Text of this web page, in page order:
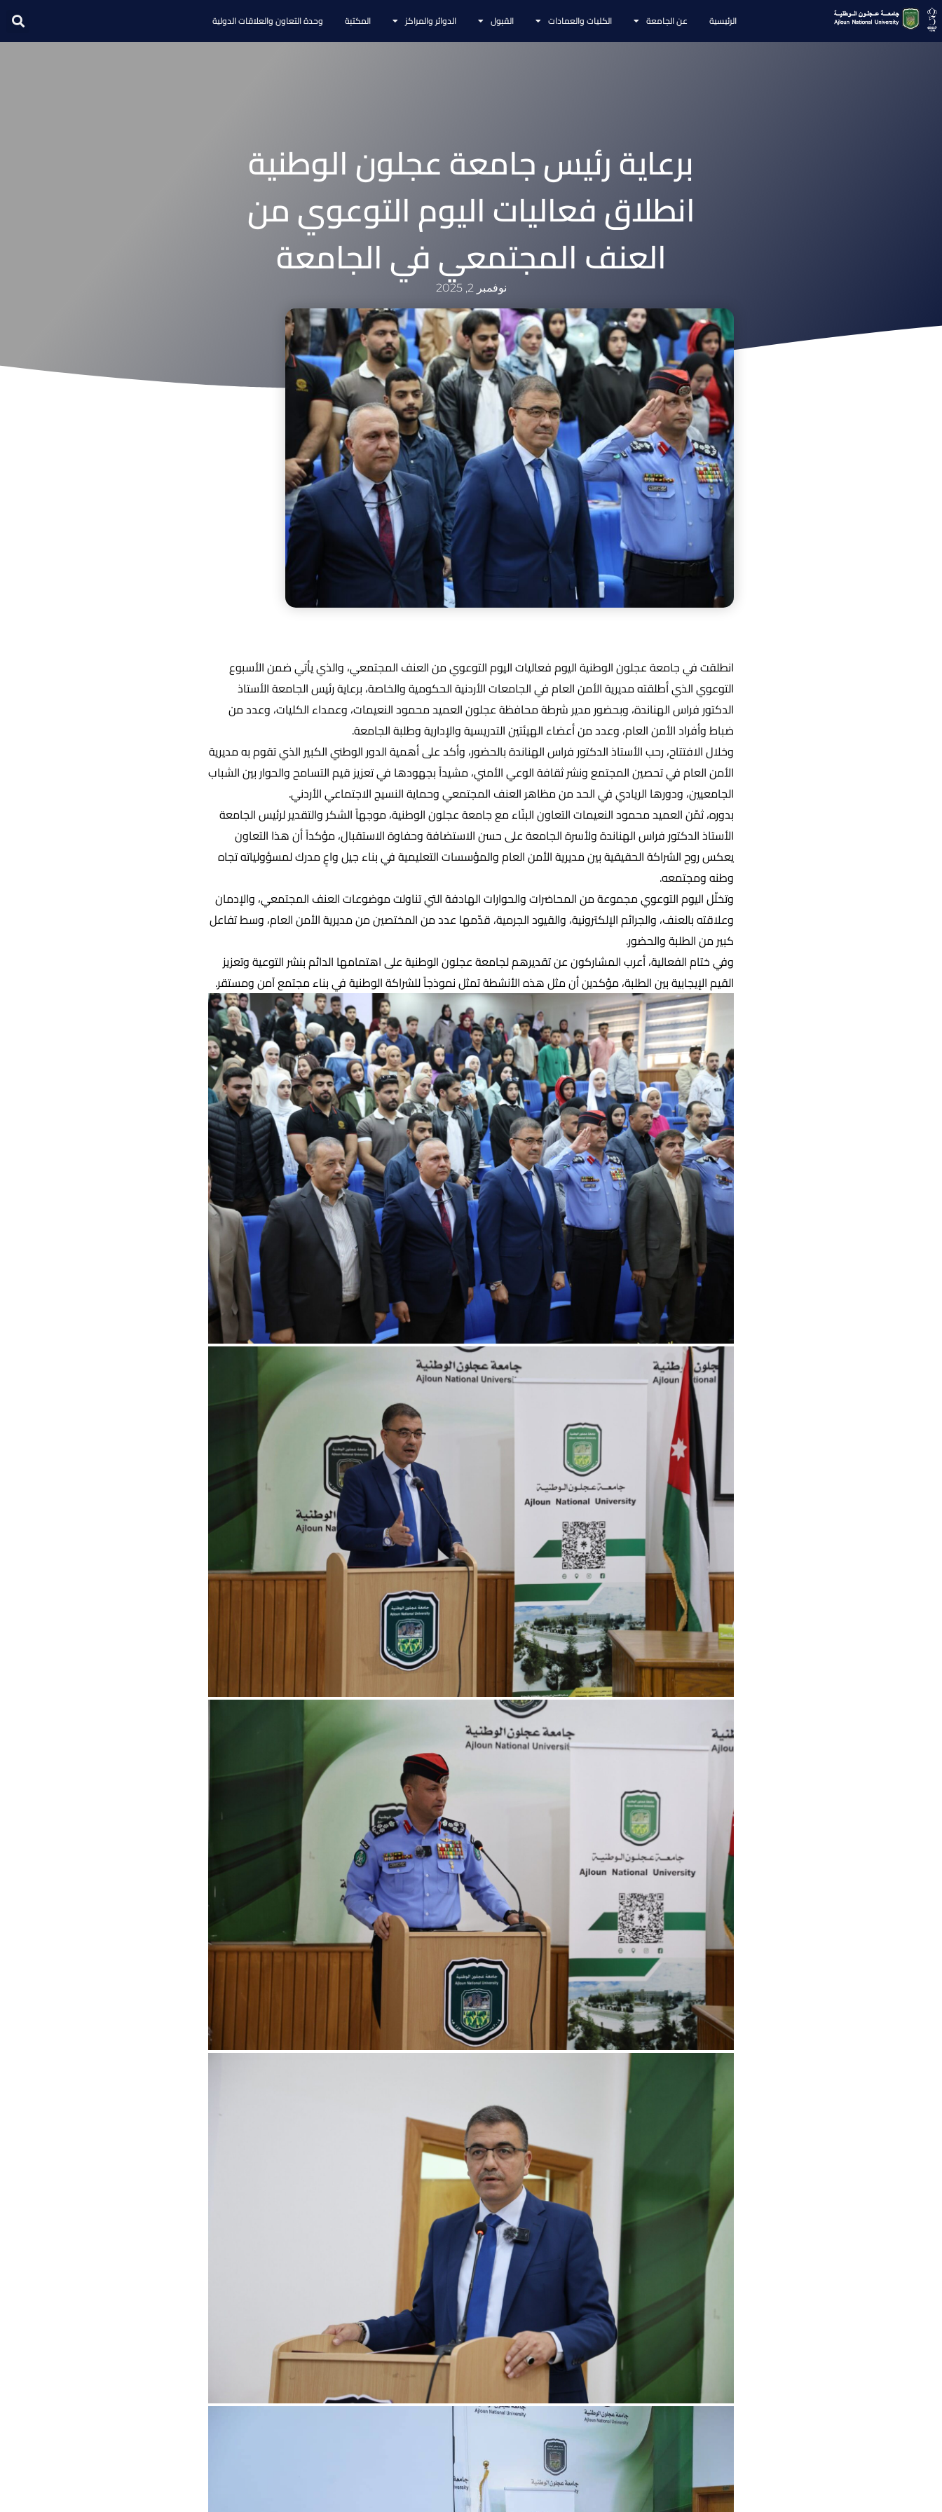
الرئيسية عن الجامعة الكليات والعمادات القبول الدوائر والمراكز المكتبة وحدة التعاون والعلاقات الدولية
برعاية رئيس جامعة عجلون الوطنية
انطلاق فعاليات اليوم التوعوي من
العنف المجتمعي في الجامعة
نوفمبر 2, 2025
انطلقت في جامعة عجلون الوطنية اليوم فعاليات اليوم التوعوي من العنف المجتمعي، والذي يأتي ضمن الأسبوع
التوعوي الذي أطلقته مديرية الأمن العام في الجامعات الأردنية الحكومية والخاصة، برعاية رئيس الجامعة الأستاذ
الدكتور فراس الهناندة، وبحضور مدير شرطة محافظة عجلون العميد محمود النعيمات، وعمداء الكليات، وعدد من
ضباط وأفراد الأمن العام، وعدد من أعضاء الهيئتين التدريسية والإدارية وطلبة الجامعة.
وخلال الافتتاح، رحب الأستاذ الدكتور فراس الهناندة بالحضور، وأكد على أهمية الدور الوطني الكبير الذي تقوم به مديرية
الأمن العام في تحصين المجتمع ونشر ثقافة الوعي الأمني، مشيداً بجهودها في تعزيز قيم التسامح والحوار بين الشباب
الجامعيين، ودورها الريادي في الحد من مظاهر العنف المجتمعي وحماية النسيج الاجتماعي الأردني.
بدوره، ثمّن العميد محمود النعيمات التعاون البنّاء مع جامعة عجلون الوطنية، موجهاً الشكر والتقدير لرئيس الجامعة
الأستاذ الدكتور فراس الهناندة ولأسرة الجامعة على حسن الاستضافة وحفاوة الاستقبال، مؤكداً أن هذا التعاون
يعكس روح الشراكة الحقيقية بين مديرية الأمن العام والمؤسسات التعليمية في بناء جيل واعٍ مدرك لمسؤولياته تجاه
وطنه ومجتمعه.
وتخلّل اليوم التوعوي مجموعة من المحاضرات والحوارات الهادفة التي تناولت موضوعات العنف المجتمعي، والإدمان
وعلاقته بالعنف، والجرائم الإلكترونية، والقيود الجرمية، قدّمها عدد من المختصين من مديرية الأمن العام، وسط تفاعل
كبير من الطلبة والحضور.
وفي ختام الفعالية، أعرب المشاركون عن تقديرهم لجامعة عجلون الوطنية على اهتمامها الدائم بنشر التوعية وتعزيز
القيم الإيجابية بين الطلبة، مؤكدين أن مثل هذه الأنشطة تمثل نموذجاً للشراكة الوطنية في بناء مجتمع آمن ومستقر.